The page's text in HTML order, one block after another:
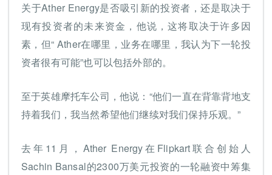
关于Ather Energy是否吸引新的投资者，还是取决于
现有投资者的未来资金，他说，这将取决于许多因
素，但“ Ather在哪里，业务在哪里，我认为下一轮投
资者很有可能”也可以包括外部的。
至于英雄摩托车公司，他说：“他们一直在背靠背地支
持着我们，我当然希望他们继续对我们保持乐观。”
去年11月，Ather Energy在Flipkart联合创始人
Sachin Bansal的2300万美元投资的一轮融资中筹集